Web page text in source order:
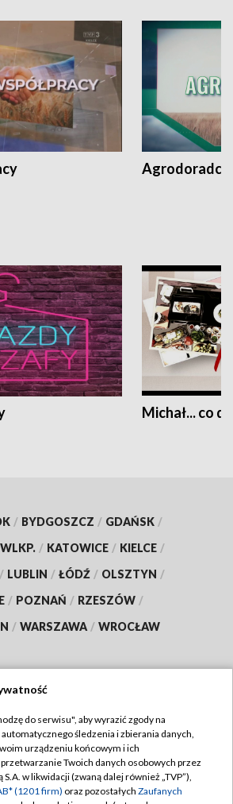
Agrodoradcy
Michał... co
/ BYDGOSZCZ / GDAŃSK /
/ KATOWICE / KIELCE /
/ LUBLIN / ŁÓDŹ / OLSZTYN /
/ POZNAŃ / RZESZÓW /
/ WARSZAWA / WROCŁAW
TVP
Regulamin TVP
Polityka prywatności
do serwisu", aby wyrazić zgody na
śledzenia i zbierania danych,
urządzeniu końcowym i ich
Twoich danych osobowych przez
w likwidacji (zwaną dalej również „TVP”),
(1201 firm) oraz pozostałych Zaufanych